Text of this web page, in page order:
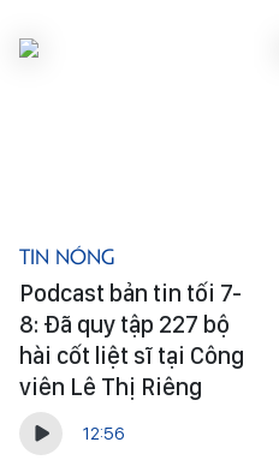
Tin Nóng
Podcast bản tin tối 7-
8: Đã quy tập 227 bộ
hài cốt liệt sĩ tại Công
viên Lê Thị Riêng
12:56